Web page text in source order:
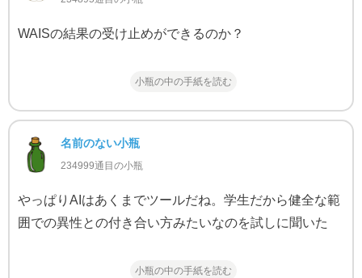
WAISの結果の受け止めができるのか？
小瓶の中の手紙を読む
名前のない小瓶
234999通目の小瓶
やっぱりAIはあくまでツールだね。学生だから健全な範
囲での異性との付き合い方みたいなのを試しに聞いた
小瓶の中の手紙を読む